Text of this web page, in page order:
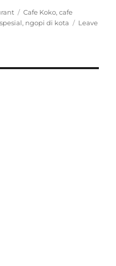
Tags
Cafe Koko,cafe
, ngopi di kota
Leave